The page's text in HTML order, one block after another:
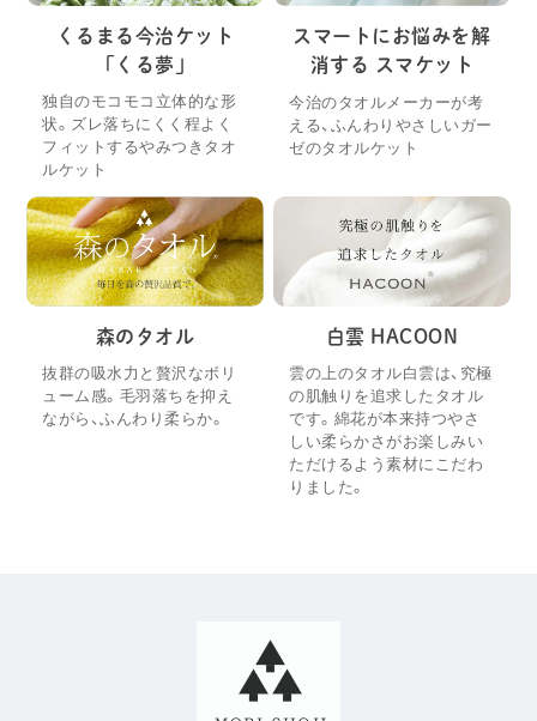
くるまる今治ケット
「くる夢」
独自のモコモコ立体的な形
状。ズレ落ちにくく程よく
フィットするやみつきタオ
ルケット
スマートにお悩みを解
消する スマケット
今治のタオルメーカーが考
える、ふんわりやさしいガー
ゼのタオルケット
森のタオル
抜群の吸水力と贅沢なボリ
ューム感。毛羽落ちを抑え
ながら、ふんわり柔らか。
白雲 HACOON
雲の上のタオル白雲は、究極
の肌触りを追求したタオル
です。綿花が本来持つやさ
しい柔らかさがお楽しみい
ただけるよう素材にこだわ
りました。